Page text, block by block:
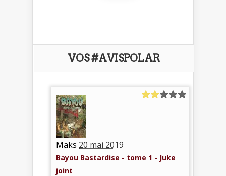
VOS #AVISPOLAR
Maks 20 mai 2019
Bayou Bastardise - tome 1 - Juke
joint